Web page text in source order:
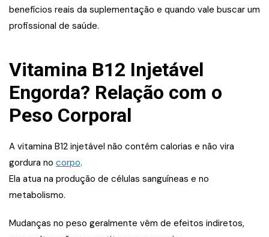
benefícios reais da suplementação e quando vale buscar um
profissional de saúde.
Vitamina B12 Injetável
Engorda? Relação com o
Peso Corporal
A vitamina B12 injetável não contém calorias e não vira
gordura no corpo.
Ela atua na produção de células sanguíneas e no
metabolismo.
Mudanças no peso geralmente vêm de efeitos indiretos,